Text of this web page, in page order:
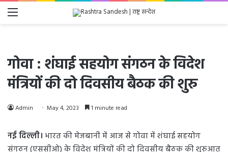
Menu
गोवा : शंघाई सहयोग संगठन के विदेश
मंत्रियों की दो दिवसीय बैठक की शुरु
Admin May 4, 2023 1 minute read
नई दिल्ली।भारत की मेजबानी में आज से गोवा में शंघाई सहयोग